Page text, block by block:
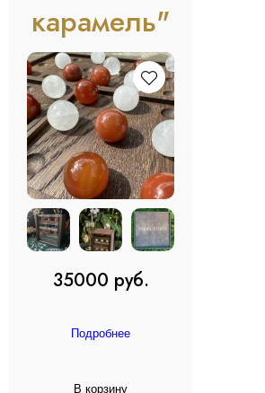
карамель"
35000 руб.
Подробнее
В корзину